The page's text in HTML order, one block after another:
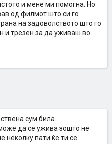
и мене ми помогна. Но
од филмот што си го
на задоволството што го
и трезен за да уживаш во
сум била.
да се ужива зошто не
неколку пати ќе ти се